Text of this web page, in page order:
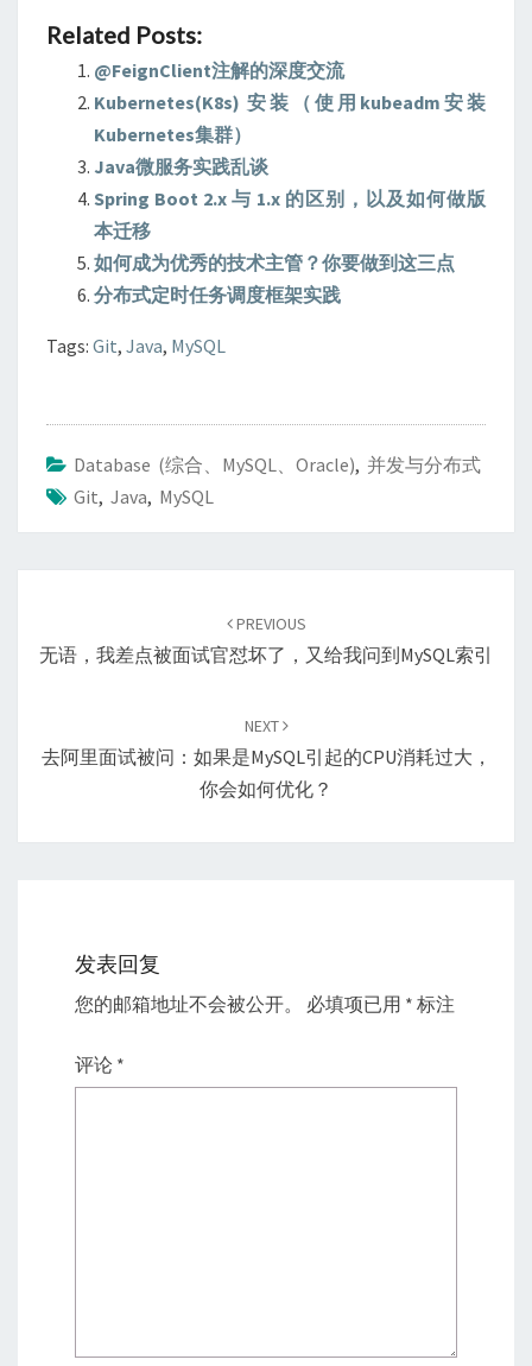
Related Posts:
@FeignClient注解的深度交流
Kubernetes(K8s) 安装（使用kubeadm安装
Kubernetes集群）
Java微服务实践乱谈
Spring Boot 2.x 与 1.x 的区别，以及如何做版
本迁移
如何成为优秀的技术主管？你要做到这三点
分布式定时任务调度框架实践
Tags: Git, Java, MySQL
Database (综合、MySQL、Oracle), 并发与分布式
Git, Java, MySQL
PREVIOUS
无语，我差点被面试官怼坏了，又给我问到MySQL索引
NEXT
去阿里面试被问：如果是MySQL引起的CPU消耗过大，
你会如何优化？
发表回复
您的邮箱地址不会被公开。 必填项已用 * 标注
评论 *